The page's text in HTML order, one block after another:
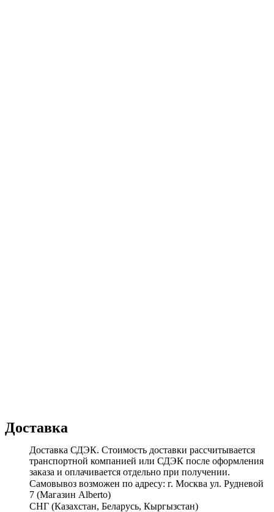
Доставка
Доставка СДЭК. Стоимость доставки рассчитывается
транспортной компанией или СДЭК после оформления
заказа и оплачивается отдельно при получении.
Самовывоз возможен по адресу: г. Москва ул. Рудневой
7 (Магазин Alberto)
СНГ (Казахстан, Беларусь, Кыргызстан)